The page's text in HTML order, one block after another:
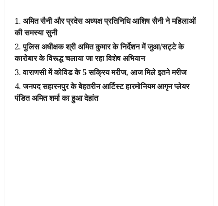
अमित सैनी और प्रदेस अध्यक्ष प्रतिनिधि आशिष सैनी ने महिलाओं
की समस्या सुनी
पुलिस अधीक्षक श्री अमित कुमार के निर्देशन में जुआ/सट्टे के
कारोबार के विरूद्ध चलाया जा रहा विशेष अभियान
वाराणसी में कोविड के 5 सक्रिय मरीज, आज मिले इतने मरीज
जनपद सहारनपुर के बेहतरीन आर्टिस्ट हारमोनियम आगृन प्लेयर
पंडित अमित शर्मा का हुआ देहांत